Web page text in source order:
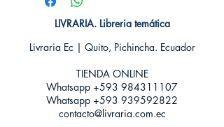
Idioma: Castellano
Encuadernación: Tapa blanda
Categoría: Novela Juvenil - Ficción
LIVRARIA. Libreria temática
Livraria Ec | Quito, Pichincha. Ecuador
TIENDA ONLINE​
Whatsapp +593 984311107
Whatsapp +593 939592822
contacto@livraria.com.ec